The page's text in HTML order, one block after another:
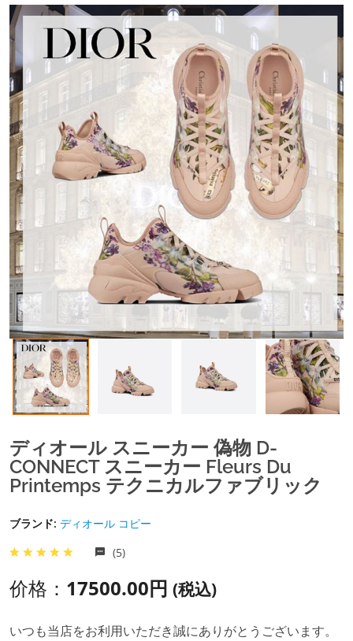
ディオール スニーカー 偽物 D-
CONNECT スニーカー Fleurs Du
Printemps テクニカルファブリック
ブランド: ディオール コピー
(5)
价格： 17500.00円 (税込)
いつも当店をお利用いただき誠にありがとうございます。